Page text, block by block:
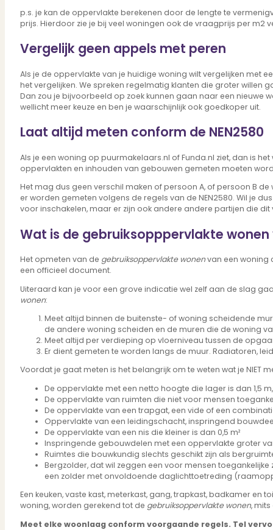
Nieuwbouw projecten
De toekomst, te koop..
Diensten
Verkoop
Begeleiding naar een succesvolle verkoop
Aankoop
Samen vinden wij jouw droomwoning
Voldoe aan alle wettelijke eisen
Verkoop jouw huis discreet..
Nieuwbouw verkopen
Vraagt om specialistische kennis...
Verhuren
Verhuur uw woning via ons netwerk
Huurwoningen én beheer op maat
Wil jij jouw huis renoveren? Geen probleem!
Bekijk het overzicht van alle diensten..
Over PUUR*
Over PUUR*
Wie zijn wij?
Ons team
Leer ons beter kennen..
Werken bij PUUR*
Kom jij ons team versterken?
Onze vestigingen
De kracht van 6 vestigingen!
p.s. je kan de oppervlakte berekenen door de lengte te
prijs. Hierdoor zie je bij veel woningen ook de vraagprijs per m2
Vergelijk geen appels met peren
Als je de oppervlakte van je huidige woning wilt vergelijken met
het vergelijken. We spreken regelmatig klanten die groter willen
Dan zou je bijvoorbeeld op zoek kunnen gaan naar een nieuwe
wellicht meer keuze en ben je waarschijnlijk ook goedkoper uit.
Laat altijd meten conform de NEN2580
Als je een woning op puurmakelaars.nl of Funda.nl ziet, dan is
oppervlakten en inhouden van gebouwen gemeten moeten
Het mag dus geen verschil maken of persoon A, of persoon B
er worden gemeten volgens de regels van de NEN2580. Wil je
voor inschakelen, maar er zijn ook andere andere partijen die dit
Wat is de gebruiksopppervlakte wonen
Het opmeten van de gebruiksoppervlakte wonenvan een woning
een officieel document.
Uiteraard kan je voor een grove indicatie wel zelf aan de slag
wonen:
Meet altijd binnen de buitenste- of woning scheidende
de andere woning scheiden en de muren die de woning
Meet altijd per verdieping op vloerniveau tussen de
Er dient gemeten te worden langs de muur. Radiatoren,
Voordat je gaat meten is het belangrijk om te weten wat je NIET
De oppervlakte met een netto hoogte die lager is dan 1,5
De oppervlakte van ruimten die niet voor mensen
De oppervlakte van een trapgat, een vide of een
Oppervlakte van een leidingschacht, inspringend
De oppervlakte van een nis die kleiner is dan 0,5 m²
Inspringende gebouwdelen met een oppervlakte groter
Ruimtes die bouwkundig slechts geschikt zijn als
Bergzolder, dat wil zeggen een voor mensen
een zolder met onvoldoende daglichttoetreding
Een keuken, vaste kast, meterkast, gang, trapkast, badkamer en
woning, worden gerekend tot de gebruiksoppervlakte wonen,
Meet elke woonlaag conform voorgaande regels. Tel